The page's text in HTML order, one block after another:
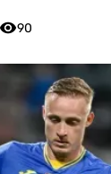
90